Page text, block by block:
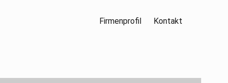
Firmenprofil Kontakt